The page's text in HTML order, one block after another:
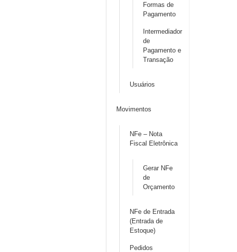
Formas de
Pagamento
Intermediador
de
Pagamento e
Transação
Usuários
Movimentos
NFe – Nota
Fiscal Eletrônica
Gerar NFe
de
Orçamento
NFe de Entrada
(Entrada de
Estoque)
Pedidos